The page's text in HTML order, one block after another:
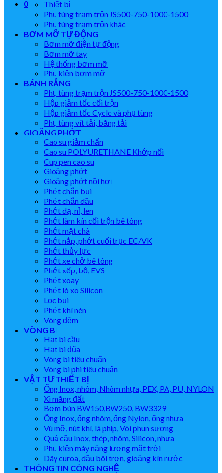
0
Thiết bị
Phụ tùng trạm trộn JS500-750-1000-1500
Phụ tùng trạm trộn khác
BƠM MỠ TỰ ĐỘNG
Bơm mỡ điện tự động
Bơm mỡ tay
Hệ thống bơm mỡ
Phụ kiện bơm mỡ
BÁNH RĂNG
Phụ tùng trạm trộn JS500-750-1000-1500
Hộp giảm tốc cối trộn
Hộp giảm tốc Cyclo và phụ tùng
Phụ tùng vít tải, băng tải
GIOĂNG PHỚT
Cao su giảm chấn
Cao su POLYURETHANE Khớp nối
Cup pen cao su
Gioăng phớt
Gioăng phớt nồi hơi
Phớt chắn bụi
Phớt chắn dầu
Phớt dạ, nỉ, len
Phớt làm kín cối trộn bê tông
Phớt mặt chà
Phớt nắp, phớt cuối trục EC/VK
Phớt thủy lực
Phớt xe chở bê tông
Phớt xếp, bộ, EVS
Phớt xoay
Phớt lò xo Silicon
Lọc bụi
Phớt khí nén
Vòng đệm
VÒNG BI
Hạt bi cầu
Hạt bi đũa
Vòng bi tiêu chuẩn
Vòng bi phi tiêu chuẩn
VẬT TƯ THIẾT BỊ
Ống Inox, nhôm, Nhôm nhựa, PEX, PA, PU, NYLON
Xi măng đất
Bơm bùn BW150,BW250, BW3329
Ống Inox, ống nhôm, ống Nylon, ống nhựa
Vú mỡ, nút khí, lá phíp, Vòi phun sương
Quả cầu Inox, thép, nhôm, Silicon, nhựa
Phụ kiện máy năng lượng mặt trời
Dây curoa, dầu bôi trơn, gioăng kín nước
THÔNG TIN CÔNG NGHỆ